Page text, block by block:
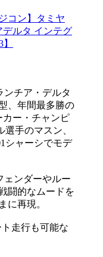
コン】タミヤ
デルタ インテグ
ンチア・デルタ
、年間最多勝の
カー・チャンピ
手のマスン、
シャーシでモデ
ェンダーやルー
闘的なムードを
に再現。
走行も可能な